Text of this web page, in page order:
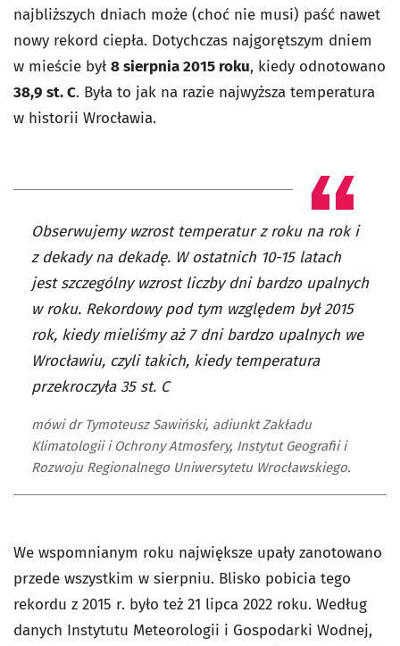
najbliższych dniach może (choć nie musi) paść nawet
nowy rekord ciepła. Dotychczas najgorętszym dniem
w mieście był8 sierpnia 2015 roku, kiedy odnotowano
38,9 st. C. Była to jak na razie najwyższa temperatura
w historii Wrocławia.
Obserwujemy wzrost temperatur z roku na rok i
z dekady na dekadę. W ostatnich 10-15 latach
jest szczególny wzrost liczby dni bardzo upalnych
w roku. Rekordowy pod tym względem był 2015
rok, kiedy mieliśmy aż 7 dni bardzo upalnych we
Wrocławiu, czyli takich, kiedy temperatura
przekroczyła 35 st. C
mówi dr Tymoteusz Sawiński, adiunkt Zakładu
Klimatologii i Ochrony Atmosfery, Instytut Geografii i
Rozwoju Regionalnego Uniwersytetu Wrocławskiego.
We wspomnianym roku największe upały zanotowano
przede wszystkim w sierpniu. Blisko pobicia tego
rekordu z 2015 r. było też 21 lipca 2022 roku. Według
danych Instytutu Meteorologii i Gospodarki Wodnej,